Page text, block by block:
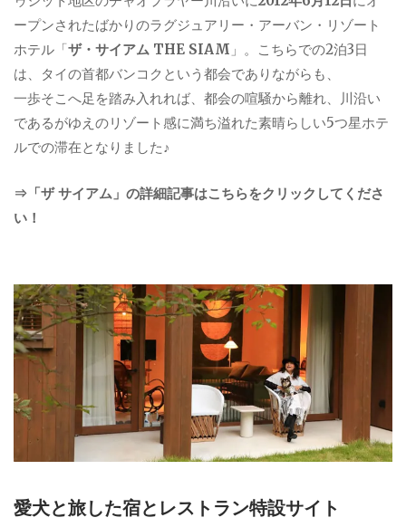
ープンされたばかりのラグジュアリー・アーバン・リゾート
ホテル「ザ・サイアム THE SIAM 」。こちらでの2泊3日
は、タイの首都バンコクという都会でありながらも、
一歩そこへ足を踏み入れれば、都会の喧騒から離れ、川沿い
であるがゆえのリゾート感に満ち溢れた素晴らしい5つ星ホテ
ルでの滞在となりました♪
⇒「ザ サイアム」の詳細記事はこちらをクリックしてくださ
い！
愛犬と旅した宿とレストラン特設サイト